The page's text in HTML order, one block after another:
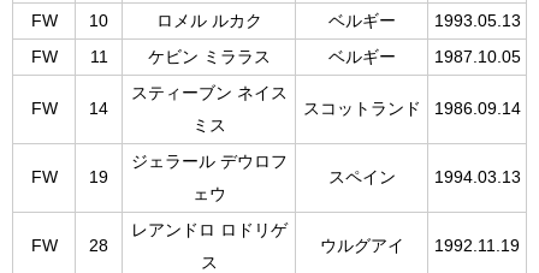
FW 10 ロメル ルカク ベルギー
1993.05.13
FW
11 ケビン ミララス ベルギー 1987.10.05
FW 14
スティーブン ネイス
ミス
スコットランド 1986.09.14
FW 19
ジェラール デウロフ
ェウ
スペイン 1994.03.13
FW 28
レアンドロ ロドリゲ
ス
ウルグアイ 1992.11.19